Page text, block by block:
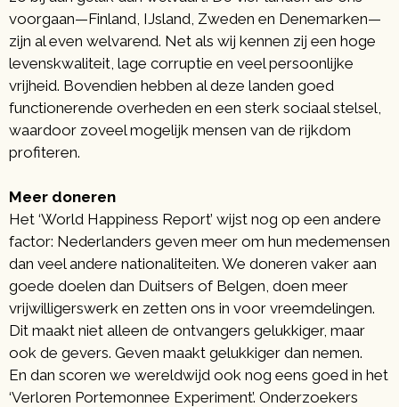
voorgaan—Finland, IJsland, Zweden en Denemarken—
zijn al even welvarend. Net als wij kennen zij een hoge
levenskwaliteit, lage corruptie en veel persoonlijke
vrijheid. Bovendien hebben al deze landen goed
functionerende overheden en een sterk sociaal stelsel,
waardoor zoveel mogelijk mensen van de rijkdom
profiteren.
Meer doneren
Het ‘World Happiness Report’ wijst nog op een andere
factor: Nederlanders geven meer om hun medemensen
dan veel andere nationaliteiten. We doneren vaker aan
goede doelen dan Duitsers of Belgen, doen meer
vrijwilligerswerk en zetten ons in voor vreemdelingen.
Dit maakt niet alleen de ontvangers gelukkiger, maar
ook de gevers. Geven maakt gelukkiger dan nemen.
En dan scoren we wereldwijd ook nog eens goed in het
‘Verloren Portemonnee Experiment’. Onderzoekers